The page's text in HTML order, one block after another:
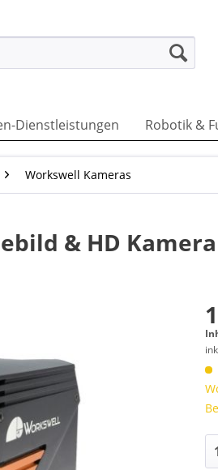
Dienstleistungen Robotik &
Workswell Kameras
& HD Kamera